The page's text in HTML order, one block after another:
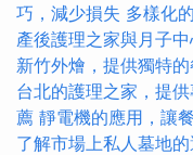
巧，減少損失 多樣化
產後護理之家與月子
新竹外燴，提供獨特
台北的護理之家，提
薦 靜電機的應用，讓
了解市場上私人墓地